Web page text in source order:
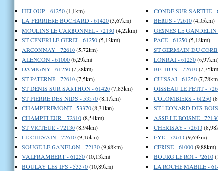
HELOUP - 61250(1,1km)
LA FERRIERE BOCHARD - 61420(3,67km)
MOULINS LE CARBONNEL - 72130(4,22km)
ST CENERI LE GEREI - 61250(5,12km)
ARCONNAY - 72610(5,72km)
ALENCON - 61000(6,29km)
DAMIGNY - 61250(7,28km)
ST PATERNE - 72610(7,5km)
ST DENIS SUR SARTHON - 61420(7,83km)
ST PIERRE DES NIDS - 53370(8,17km)
CHAMPFREMONT - 53370(8,31km)
CHAMPFLEUR - 72610(8,54km)
ST VICTEUR - 72130(8,94km)
LE CHEVAIN - 72610(9,16km)
SOUGE LE GANELON - 72130(9,68km)
VALFRAMBERT - 61250(10,13km)
BOULAY LES IFS - 53370(10,89km)
CONDE SUR SARTHE -
BERUS - 72610(4,05km)
GESNES LE GANDELIN
PACE - 61250(5,18km)
ST GERMAIN DU
LONRAI - 61250(6,97km)
BETHON - 72610
CUISSAI - 61250
OISSEAU LE PETIT -
COLOMBIERS - 61250
ST LEONARD DES
ASSE LE BOISNE -
CHERISAY - 72610
FYE - 72610(9,63km)
CERISE - 61000(9,88km)
BOURG LE ROI - 72610
LA ROCHE MABILE -